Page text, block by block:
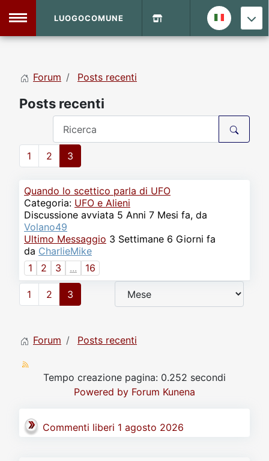
Vecchio Sito
Forum
LUOGOCOMUNE
Forum Posts recenti
Posts recenti
1 2 3
Quando lo scettico parla di UFO
Categoria: UFO e Alieni
Discussione avviata 5 Anni 7 Mesi fa, da
Volano49
Ultimo Messaggio 3 Settimane 6 Giorni fa
da CharlieMike
1
2 3 ... 16
1 2 3
Forum Posts recenti
Tempo creazione pagina: 0.252 secondi
Powered by Forum Kunena
Commenti liberi 1 agosto 2026